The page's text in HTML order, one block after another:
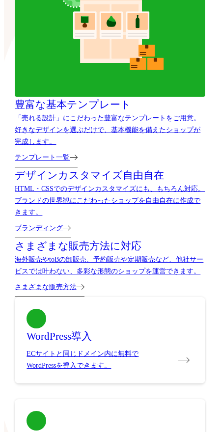
豊富な基本テンプレート
「売れる設計」にこだわった豊富なテンプレートをご用意。
好きなデザインを選ぶだけで、基本機能を備えたショップが
完成します。
テンプレート一覧
デザインカスタマイズ自由自在
HTML・CSSでのデザインカスタマイズにも、もちろん対応。
ブランドの世界観にこだわったショップを自由自在に作成で
きます。
ブランディング
さまざまな販売方法に対応
海外販売やtoBの卸販売、予約販売や定期販売など、他社サー
ビスでは叶わない、多彩な形態のショップを運営できます。
さまざまな販売方法
WordPress導入
ECサイトと同じドメイン内に無料で
WordPressを導入できます。